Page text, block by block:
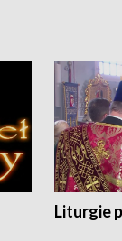
Liturgie